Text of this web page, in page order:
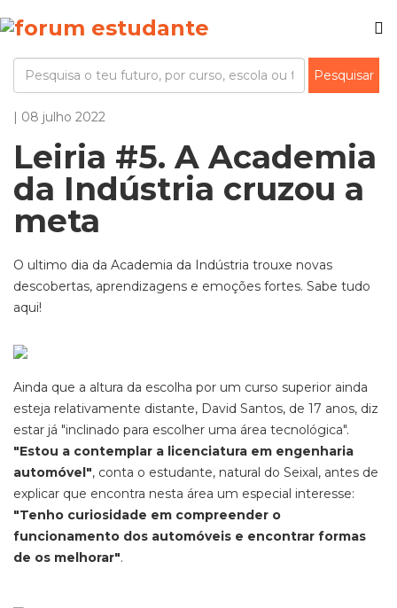
| 08 julho 2022
Leiria #5. A Academia
da Indústria cruzou a
meta
O ultimo dia da Academia da Indústria trouxe novas
descobertas, aprendizagens e emoções fortes. Sabe tudo
aqui!
Ainda que a altura da escolha por um curso superior ainda
esteja relativamente distante, David Santos, de 17 anos, diz
estar já "inclinado para escolher uma área tecnológica".
"Estou a contemplar a licenciatura em engenharia
automóvel", conta o estudante, natural do Seixal, antes de
explicar que encontra nesta área um especial interesse:
"Tenho curiosidade em compreender o
funcionamento dos automóveis e encontrar formas
de os melhorar".